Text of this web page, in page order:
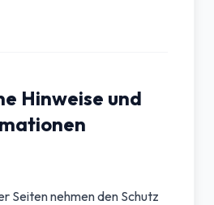
Hinweise und
Seiten nehmen den Schutz